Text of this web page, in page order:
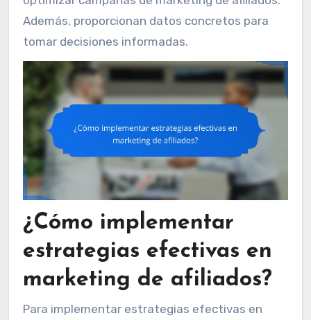
Además, proporcionan datos concretos para
tomar decisiones informadas.
¿Cómo implementar
estrategias efectivas en
marketing de afiliados?
Para implementar estrategias efectivas en